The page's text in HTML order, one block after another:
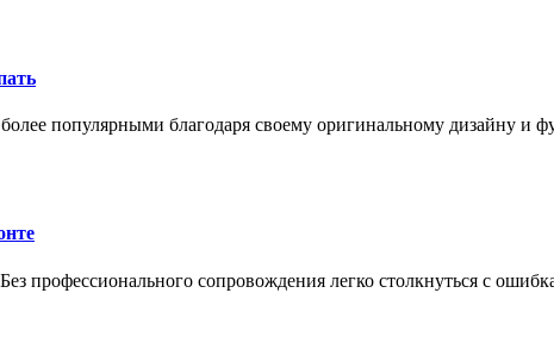
популярными благодаря своему оригинальному дизайну и
профессионального сопровождения легко столкнуться с